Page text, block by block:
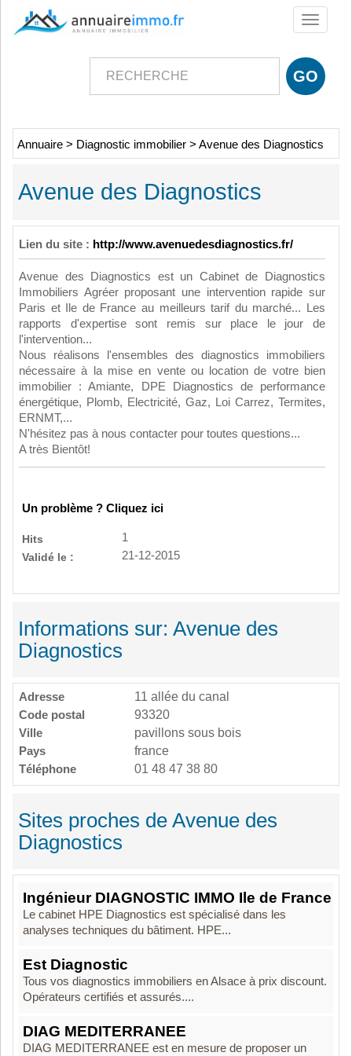
Toggle
Annuaire > Diagnostic immobilier > Avenue des Diagnostics
Avenue des Diagnostics
Lien du site : http://www.avenuedesdiagnostics.fr/
Avenue des Diagnostics est un Cabinet de Diagnostics
Immobiliers Agréer proposant une intervention rapide sur
Paris et Ile de France au meilleurs tarif du marché... Les
rapports d'expertise sont remis sur place le jour de
l'intervention...
Nous réalisons l'ensembles des diagnostics immobiliers
nécessaire à la mise en vente ou location de votre bien
immobilier : Amiante, DPE Diagnostics de performance
énergétique, Plomb, Electricité, Gaz, Loi Carrez, Termites,
ERNMT,...
N'hésitez pas à nous contacter pour toutes questions...
A très Bientôt!
Un problème ? Cliquez ici
Hits
1
Validé le :
21-12-2015
Informations sur: Avenue des
Diagnostics
Adresse
11 allée du canal
Code postal
93320
Ville
pavillons sous bois
Pays
france
Téléphone
01 48 47 38 80
Sites proches de Avenue des
Diagnostics
Ingénieur DIAGNOSTIC IMMO Ile de France
Le cabinet HPE Diagnostics est spécialisé dans les
analyses techniques du bâtiment. HPE...
Est Diagnostic
Tous vos diagnostics immobiliers en Alsace à prix discount.
Opérateurs certifiés et assurés....
DIAG MEDITERRANEE
DIAG MEDITERRANEE est en mesure de proposer un